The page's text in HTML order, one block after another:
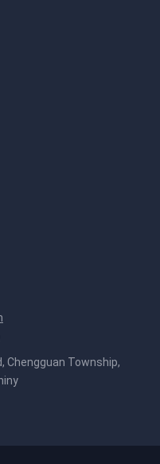
Chengguan Township,